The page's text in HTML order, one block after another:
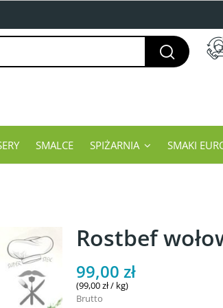
SMALCE SPIŻARNIA SMAKI
Rostbef
99,00 zł
(99,00 zł / kg)
Brutto